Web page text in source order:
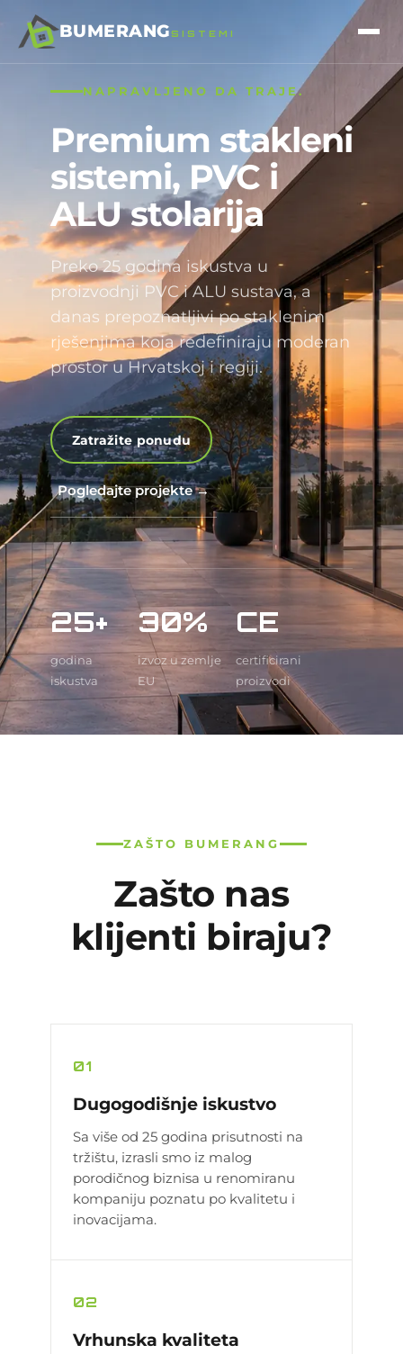
BUMERANGSISTEMI
NAPRAVLJENO DA TRAJE.
Premium stakleni
sistemi, PVC i
ALU stolarija
Preko 25 godina iskustva u
proizvodnji PVC i ALU sustava, a
danas prepoznatljivi po staklenim
rješenjima koja redefiniraju moderan
prostor u Hrvatskoj i regiji.
Zatražite ponudu
Pogledajte projekte →
25+
godina
iskustva
30%
izvoz u zemlje
EU
CE
certificirani
proizvodi
ZAŠTO BUMERANG
Zašto nas
klijenti biraju?
01
Dugogodišnje iskustvo
Sa više od 25 godina prisutnosti na
tržištu, izrasli smo iz malog
porodičnog biznisa u renomiranu
kompaniju poznatu po kvalitetu i
inovacijama.
02
Vrhunska kvaliteta